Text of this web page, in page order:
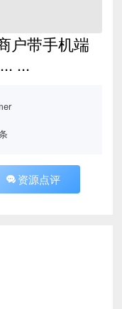
户带手机端
...
资源点评